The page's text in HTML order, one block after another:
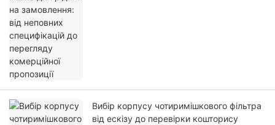
Вибір корпусу чотиримішкового фільтра
від ескізу до перевірки кошторису